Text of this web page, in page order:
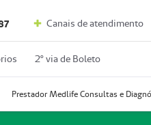
Canais de atendimento
2º via de Boleto